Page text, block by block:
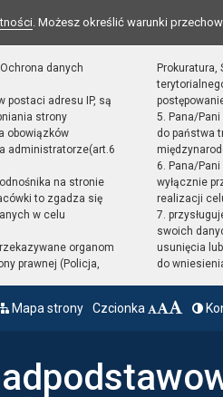
. Możesz określić warunki
danych
postaci adresu IP, są
strony
obowiązków
administratorze(art.6
na stronie
to zgadza się
w celu
organom
prawnej (Policja,
Prokuratura,
5. Pana/
do państwa
6. Pana/
wyłącznie
realizacji
7.
swoich
usunięcia
do
Mapa strony Czcionka